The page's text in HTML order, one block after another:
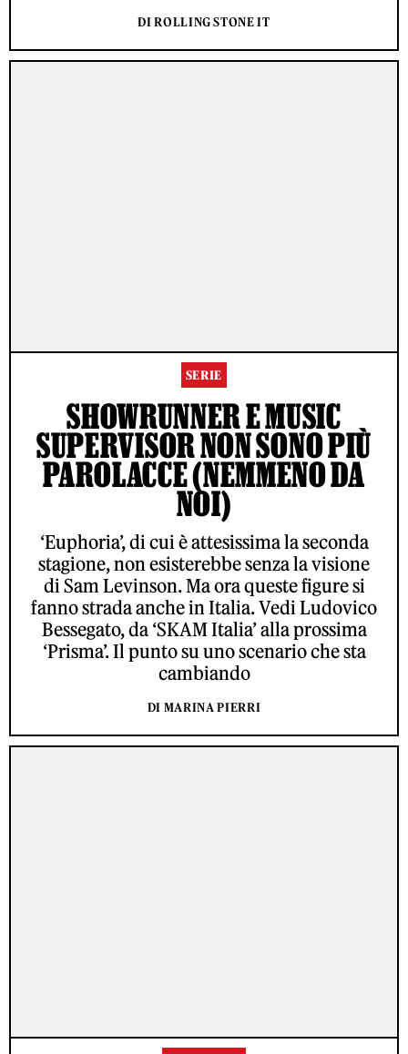
DI ROLLING STONE IT
SERIE
SHOWRUNNER E MUSIC
SUPERVISOR NON SONO PIÙ
PAROLACCE (NEMMENO DA
NOI)
‘Euphoria’, di cui è attesissima la seconda
stagione, non esisterebbe senza la visione
di Sam Levinson. Ma ora queste figure si
fanno strada anche in Italia. Vedi Ludovico
Bessegato, da ‘SKAM Italia’ alla prossima
‘Prisma’. Il punto su uno scenario che sta
cambiando
DI MARINA PIERRI